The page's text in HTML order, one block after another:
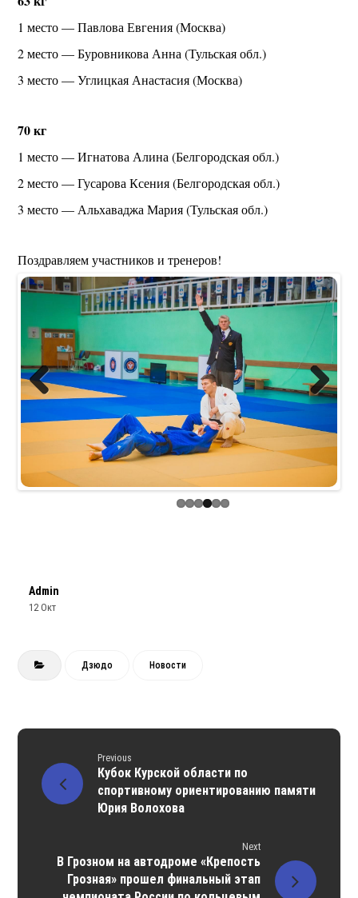
1 место — Павлова Евгения (Москва)
2 место — Буровникова Анна (Тульская обл.)
3 место — Углицкая Анастасия (Москва)
70 кг
1 место — Игнатова Алина (Белгородская обл.)
2 место — Гусарова Ксения (Белгородская обл.)
3 место — Альхаваджа Мария (Тульская обл.)
Поздравляем участников и тренеров!
Admin
12 Окт
Дзюдо Новости
Previous
Кубок Курской области по
спортивному ориентированию памяти
Юрия Волохова
Next
В Грозном на автодроме «Крепость
Грозная» прошел финальный этап